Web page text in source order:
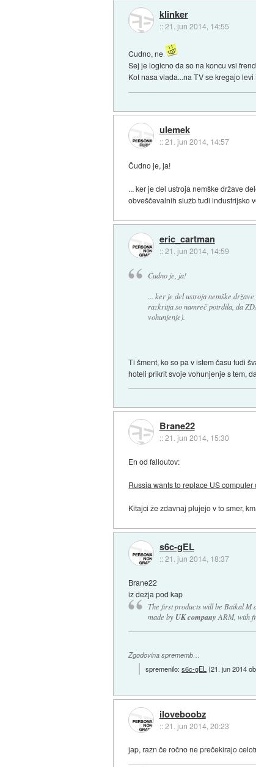
klinker
::21. jun 2014, 14:55
Cudno, ne
Sej je logicno da so na koncu vsi
Kot nasa vlada...na TV se kregajo
ulemek
::21. jun 2014, 14:57
Čudno je, ja!
... ker je del ustroja nemške države
obveščevalnih služb tudi industrijsko
eric_cartman
::21. jun 2014, 14:59
Čudno je, ja!
... ker je del ustroja nemške
razkritja so namreč potrdila, da
vohunjenje).
Ti šment, ko so pa v istem času tudi
hoteli prikrit svoje vohunjenje s tem,
Brane22
::21. jun 2014, 15:30
En od falloutov:
Russia wants to replace US
Kitajci že zdavnaj plujejo v to smer,
s6c-gEL
::21. jun 2014, 18:37
Brane22
iz dežja pod kap
The first products will be Baikal M
made by UK company ARM, with
Zgodovina sprememb…
spremenilo:s6c-gEL(21. jun 2014
iloveboobz
::21. jun 2014, 20:23
jap, razn če ročno ne prečekirajo